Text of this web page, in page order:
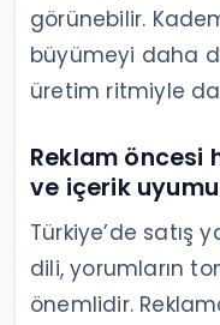
görünebilir.
büyümeyi daha
üretim ritmiyle
Reklam öncesi
ve içerik uyumu
Türkiye’de satış
dili, yorumların
önemlidir.